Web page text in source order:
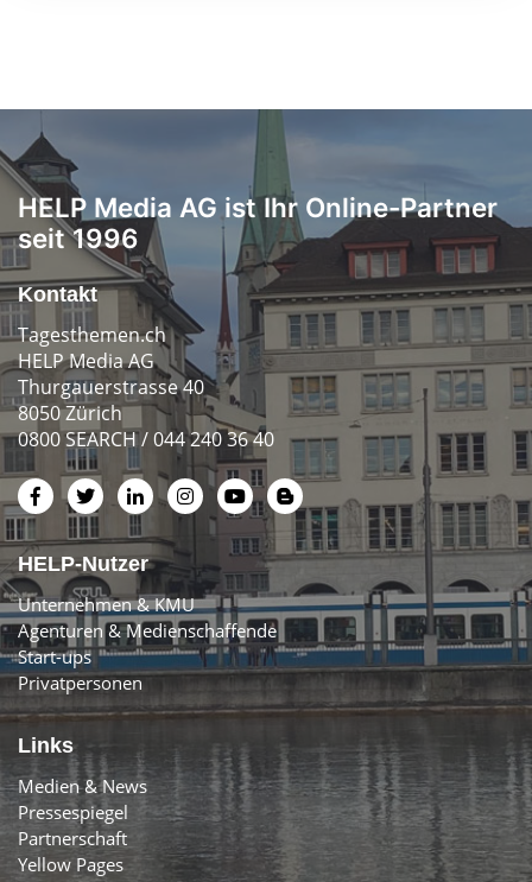
HELP Media AG ist Ihr Online-Partner
seit 1996
Kontakt
Tagesthemen.ch
HELP Media AG
Thurgauerstrasse 40
8050 Zürich
0800 SEARCH / 044 240 36 40
HELP-Nutzer
Unternehmen & KMU
Agenturen & Medienschaffende
Start-ups
Privatpersonen
Links
Medien & News
Pressespiegel
Partnerschaft
Yellow Pages